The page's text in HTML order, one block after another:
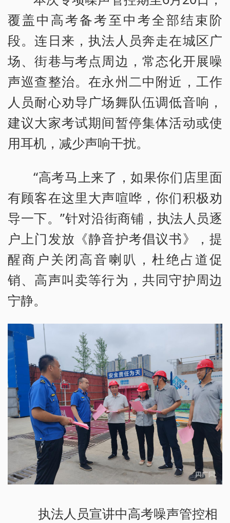
覆盖中高考备考至中考全部结束阶
段。连日来，执法人员奔走在城区广
场、街巷与考点周边，常态化开展噪
声巡查整治。在永州二中附近，工作
人员耐心劝导广场舞队伍调低音响，
建议大家考试期间暂停集体活动或使
用耳机，减少声响干扰。
“高考马上来了，如果你们店里面
有顾客在这里大声喧哗，你们积极劝
导一下。”针对沿街商铺，执法人员逐
户上门发放《静音护考倡议书》，提
醒商户关闭高音喇叭，杜绝占道促
销、高声叫卖等行为，共同守护周边
宁静。
执法人员宣讲中高考噪声管控相